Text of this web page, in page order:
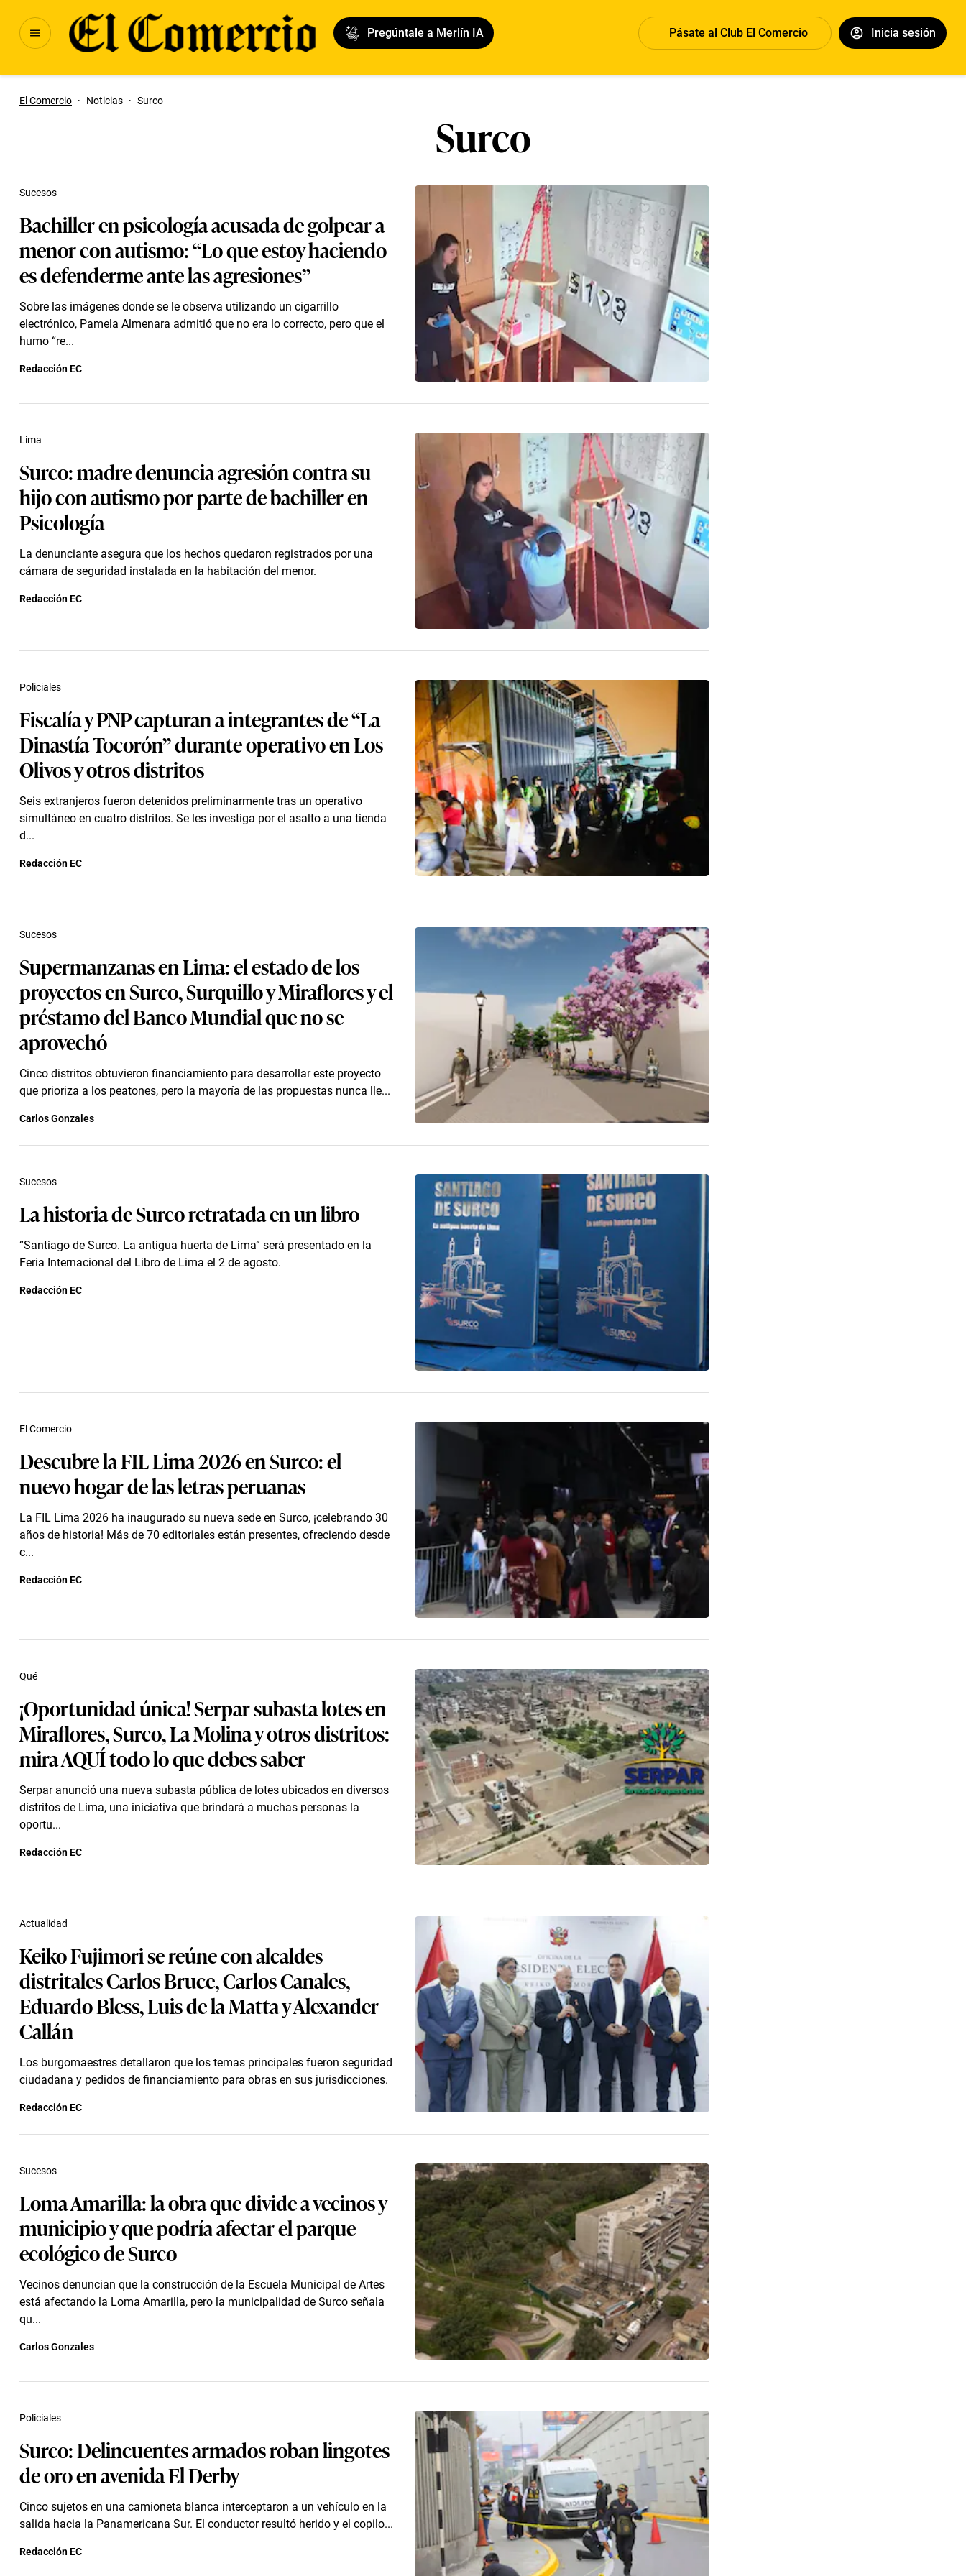
Pregúntale a Merlín IA Pásate al Club El Comercio Inicia sesión
El Comercio · Noticias · Surco
Surco
Bachiller en psicología acusada de golpear a
menor con autismo: “Lo que estoy haciendo
es defenderme ante las agresiones”
Sobre las imágenes donde se le observa utilizando un cigarrillo
electrónico, Pamela Almenara admitió que no era lo correcto, pero que el
humo “re...
Sucesos
Redacción EC
Surco: madre denuncia agresión contra su
hijo con autismo por parte de bachiller en
Psicología
La denunciante asegura que los hechos quedaron registrados por una
cámara de seguridad instalada en la habitación del menor.
Lima
Redacción EC
Fiscalía y PNP capturan a integrantes de “La
Dinastía Tocorón” durante operativo en Los
Olivos y otros distritos
Seis extranjeros fueron detenidos preliminarmente tras un operativo
simultáneo en cuatro distritos. Se les investiga por el asalto a una tienda
d...
Policiales
Redacción EC
Supermanzanas en Lima: el estado de los
proyectos en Surco, Surquillo y Miraflores y el
préstamo del Banco Mundial que no se
aprovechó
Cinco distritos obtuvieron financiamiento para desarrollar este proyecto
que prioriza a los peatones, pero la mayoría de las propuestas nunca lle...
Sucesos
Carlos Gonzales
La historia de Surco retratada en un libro
“Santiago de Surco. La antigua huerta de Lima” será presentado en la
Feria Internacional del Libro de Lima el 2 de agosto.
Sucesos
Redacción EC
Descubre la FIL Lima 2026 en Surco: el
nuevo hogar de las letras peruanas
La FIL Lima 2026 ha inaugurado su nueva sede en Surco, ¡celebrando 30
años de historia! Más de 70 editoriales están presentes, ofreciendo desde
c...
El Comercio
Redacción EC
¡Oportunidad única! Serpar subasta lotes en
Miraflores, Surco, La Molina y otros distritos:
mira AQUÍ todo lo que debes saber
Serpar anunció una nueva subasta pública de lotes ubicados en diversos
distritos de Lima, una iniciativa que brindará a muchas personas la
oportu...
Qué
Redacción EC
Keiko Fujimori se reúne con alcaldes
distritales Carlos Bruce, Carlos Canales,
Eduardo Bless, Luis de la Matta y Alexander
Callán
Los burgomaestres detallaron que los temas principales fueron seguridad
ciudadana y pedidos de financiamiento para obras en sus jurisdicciones.
Actualidad
Redacción EC
Loma Amarilla: la obra que divide a vecinos y
municipio y que podría afectar el parque
ecológico de Surco
Vecinos denuncian que la construcción de la Escuela Municipal de Artes
está afectando la Loma Amarilla, pero la municipalidad de Surco señala
qu...
Sucesos
Carlos Gonzales
Surco: Delincuentes armados roban lingotes
de oro en avenida El Derby
Cinco sujetos en una camioneta blanca interceptaron a un vehículo en la
salida hacia la Panamericana Sur. El conductor resultó herido y el copilo...
Policiales
Redacción EC